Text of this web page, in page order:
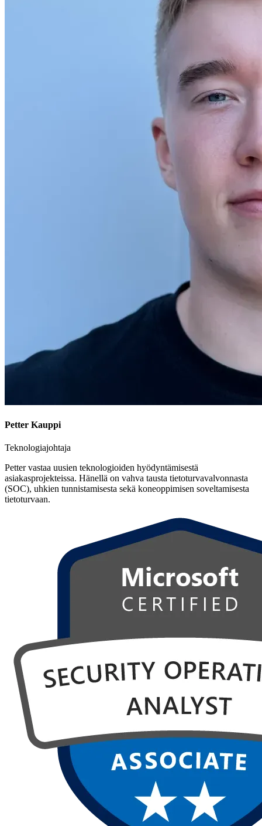
Petter Kauppi
Teknologiajohtaja
Petter vastaa uusien teknologioiden hyödyntämisestä
asiakasprojekteissa. Hänellä on vahva tausta tietoturvavalvonnasta
(SOC), uhkien tunnistamisesta sekä koneoppimisen soveltamisesta
tietoturvaan.